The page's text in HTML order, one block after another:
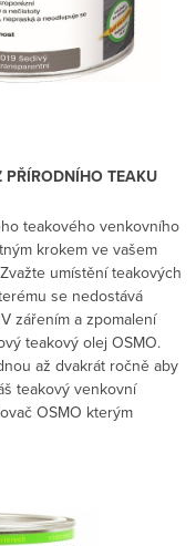
TEAKU
teakového venkovního
krokem ve vašem
umístění teakových
se nedostává
zářením a zpomalení
teakový olej OSMO.
až dvakrát ročně aby
teakový venkovní
OSMO kterým